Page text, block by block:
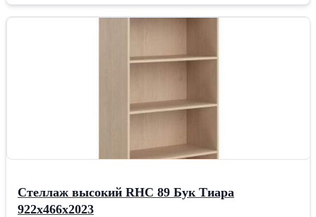
покрытиями, а также являемся поставщиками эксклюзивной
предложение * Подписание контракта * Согласование
см Ширина: 46.6 см Высота: 202.3 см Способ упаковки: Картон
Стеллаж высокий RHC 89 Бук Тиара
922х466х2023